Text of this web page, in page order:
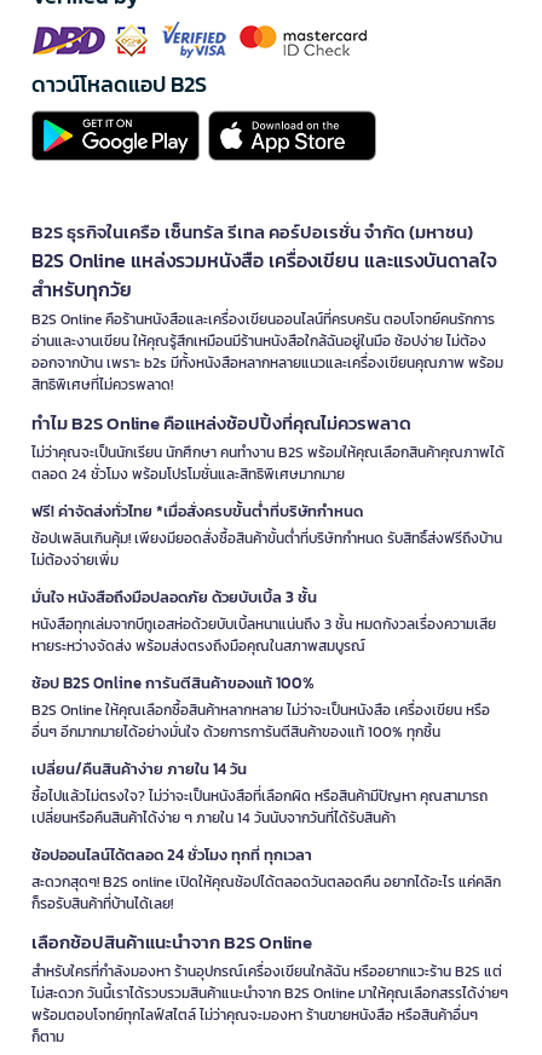
ดาวน์โหลดแอป B2S
B2S ธุรกิจในเครือ เซ็นทรัล รีเทล คอร์ปอเรชั่น จำกัด (มหาชน)
B2S Online แหล่งรวมหนังสือ เครื่องเขียน และแรงบันดาลใจ
สำหรับทุกวัย
B2S Online คือร้านหนังสือและเครื่องเขียนออนไลน์ที่ครบครัน ตอบโจทย์คนรักการ
อ่านและงานเขียน ให้คุณรู้สึกเหมือนมีร้านหนังสือใกล้ฉันอยู่ในมือ ช้อปง่าย ไม่ต้อง
ออกจากบ้าน เพราะ b2s มีทั้งหนังสือหลากหลายแนวและเครื่องเขียนคุณภาพ พร้อม
สิทธิพิเศษที่ไม่ควรพลาด!
ทำไม B2S Online คือแหล่งช้อปปิ้งที่คุณไม่ควรพลาด
ไม่ว่าคุณจะเป็นนักเรียน นักศึกษา คนทำงาน B2S พร้อมให้คุณเลือกสินค้าคุณภาพได้
ตลอด 24 ชั่วโมง พร้อมโปรโมชั่นและสิทธิพิเศษมากมาย
ฟรี! ค่าจัดส่งทั่วไทย *เมื่อสั่งครบขั้นต่ำที่บริษัทกำหนด
ช้อปเพลินเกินคุ้ม! เพียงมียอดสั่งซื้อสินค้าขั้นต่ำที่บริษัทกำหนด รับสิทธิ์ส่งฟรีถึงบ้าน
ไม่ต้องจ่ายเพิ่ม
มั่นใจ หนังสือถึงมือปลอดภัย ด้วยบับเบิ้ล 3 ชั้น
หนังสือทุกเล่มจากบีทูเอสห่อด้วยบับเบิ้ลหนาแน่นถึง 3 ชั้น หมดกังวลเรื่องความเสีย
หายระหว่างจัดส่ง พร้อมส่งตรงถึงมือคุณในสภาพสมบูรณ์
ช้อป B2S Online การันตีสินค้าของแท้ 100%
B2S Online ให้คุณเลือกซื้อสินค้าหลากหลาย ไม่ว่าจะเป็นหนังสือ เครื่องเขียน หรือ
อื่นๆ อีกมากมายได้อย่างมั่นใจ ด้วยการการันตีสินค้าของแท้ 100% ทุกชิ้น
เปลี่ยน/คืนสินค้าง่าย ภายใน 14 วัน
ซื้อไปแล้วไม่ตรงใจ? ไม่ว่าจะเป็นหนังสือที่เลือกผิด หรือสินค้ามีปัญหา คุณสามารถ
เปลี่ยนหรือคืนสินค้าได้ง่าย ๆ ภายใน 14 วันนับจากวันที่ได้รับสินค้า
ช้อปออนไลน์ได้ตลอด 24 ชั่วโมง ทุกที่ ทุกเวลา
สะดวกสุดๆ! B2S online เปิดให้คุณช้อปได้ตลอดวันตลอดคืน อยากได้อะไร แค่คลิก
ก็รอรับสินค้าที่บ้านได้เลย!
เลือกช้อปสินค้าแนะนำจาก B2S Online
สำหรับใครที่กำลังมองหา ร้านอุปกรณ์เครื่องเขียนใกล้ฉัน หรืออยากแวะร้าน B2S แต่
ไม่สะดวก วันนี้เราได้รวบรวมสินค้าแนะนำจาก B2S Online มาให้คุณเลือกสรรได้ง่ายๆ
พร้อมตอบโจทย์ทุกไลฟ์สไตล์ ไม่ว่าคุณจะมองหา ร้านขายหนังสือ หรือสินค้าอื่นๆ
ก็ตาม